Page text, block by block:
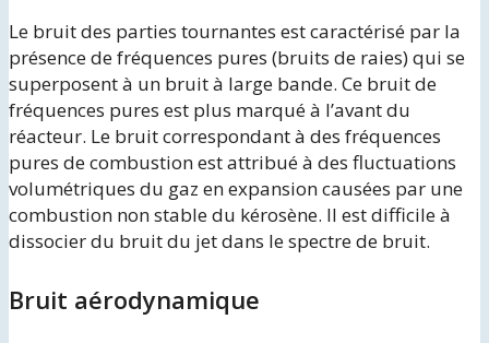
Le bruit des parties tournantes est caractérisé par la
présence de fréquences pures (bruits de raies) qui se
superposent à un bruit à large bande. Ce bruit de
fréquences pures est plus marqué à l’avant du
réacteur. Le bruit correspondant à des fréquences
pures de combustion est attribué à des fluctuations
volumétriques du gaz en expansion causées par une
combustion non stable du kérosène. Il est difficile à
dissocier du bruit du jet dans le spectre de bruit.
Bruit aérodynamique